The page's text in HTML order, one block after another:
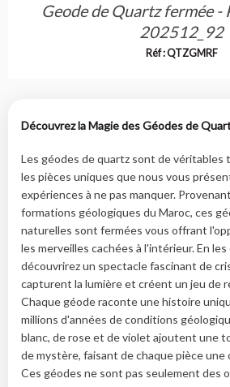
Geode de Quartz fermée -
202512_92
Réf : QTZGMRF
Découvrez la Magie des Géodes de
Les géodes de quartz sont de véritables
les pièces uniques que nous vous
expériences à ne pas manquer.
formations géologiques du Maroc, ces
naturelles sont fermées vous offrant
les merveilles cachées à l'intérieur. En
découvrirez un spectacle fascinant de
capturent la lumière et créent un jeu de
Chaque géode raconte une histoire
millions d'années de conditions
blanc, de rose et de violet ajoutent une
de mystère, faisant de chaque pièce
Ces géodes ne sont pas seulement des